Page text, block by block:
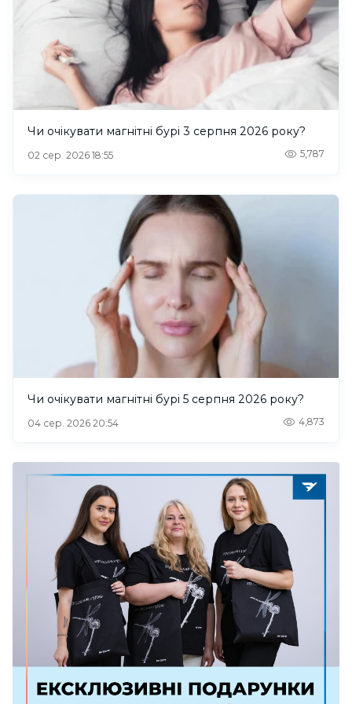
Чи очікувати магнітні бурі 3 серпня 2026 року?
02 сер. 2026 18:55 5,787
Чи очікувати магнітні бурі 5 серпня 2026 року?
04 сер. 2026 20:54 4,873